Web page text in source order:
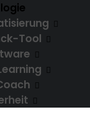
Tool
Über alle